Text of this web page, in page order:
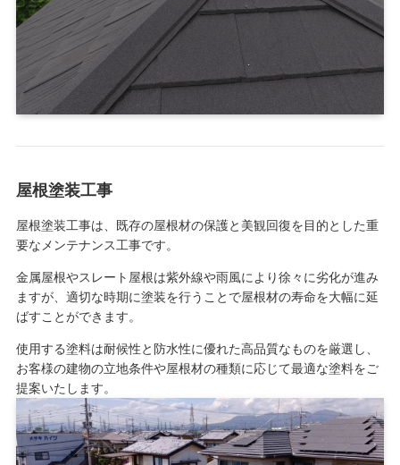
屋根塗装工事
屋根塗装工事は、既存の屋根材の保護と美観回復を目的とした重
要なメンテナンス工事です。
金属屋根やスレート屋根は紫外線や雨風により徐々に劣化が進み
ますが、適切な時期に塗装を行うことで屋根材の寿命を大幅に延
ばすことができます。
使用する塗料は耐候性と防水性に優れた高品質なものを厳選し、
お客様の建物の立地条件や屋根材の種類に応じて最適な塗料をご
提案いたします。